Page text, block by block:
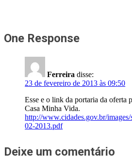
One Response
Ferreira disse:
23 de fevereiro de 2013 às 09:50
Esse e o link da portaria da oferta
Casa Minha Vida.
http://www.cidades.gov.br/
02-2013.pdf
Deixe um comentário